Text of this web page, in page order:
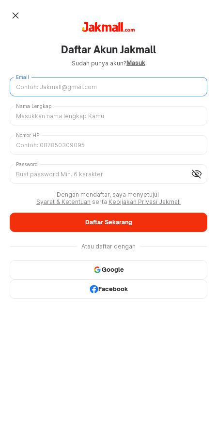
close
Daftar Akun Jakmall
Sudah punya akun?Masuk
Email
Nama Lengkap
Nomor HP
visibility_off
Password
Dengan mendaftar, saya menyetujui
Syarat & Ketentuan serta Kebijakan Privasi Jakmall
Daftar Sekarang
Atau daftar dengan
Google
Facebook